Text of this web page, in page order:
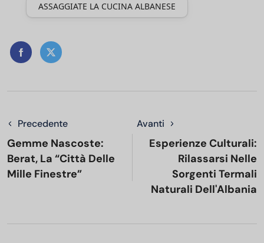
ASSAGGIATE LA CUCINA ALBANESE
Precedente
Gemme Nascoste:
Berat, La “città Delle
Mille Finestre”
Avanti
Esperienze Culturali:
Rilassarsi Nelle
Sorgenti Termali
Naturali Dell'Albania